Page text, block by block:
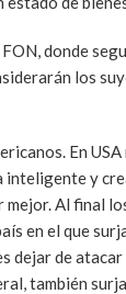
donde
los
En USA
inteligente y
mejor. Al final
en el que
dejar de atacar
también